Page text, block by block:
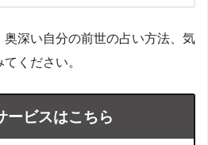
奥深い自分の前世の占い方法、気
ください。
ービスはこちら